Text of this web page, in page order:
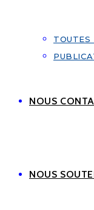
TOUTES
NOUS
NOUS